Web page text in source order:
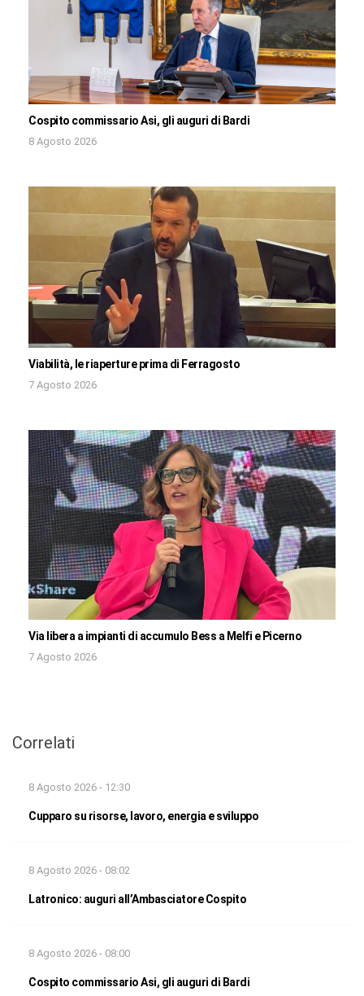
Cospito commissario Asi, gli auguri di Bardi
8 Agosto 2026
Viabilità, le riaperture prima di Ferragosto
7 Agosto 2026
Via libera a impianti di accumulo Bess a Melfi e Picerno
7 Agosto 2026
Correlati
8 Agosto 2026 - 12:30
Cupparo su risorse, lavoro, energia e sviluppo
8 Agosto 2026 - 08:02
Latronico: auguri all’Ambasciatore Cospito
8 Agosto 2026 - 08:00
Cospito commissario Asi, gli auguri di Bardi